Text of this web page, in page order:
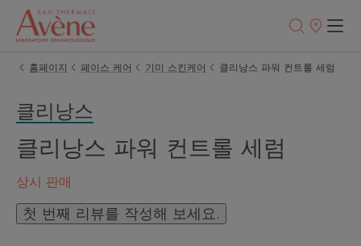
판
홈페이지
페이스 케어 기미 스킨케어 클리낭스 파워 컨트롤 세럼
클리낭스
클리낭스 파워 컨트롤 세럼
상시 판매
첫 번째 리뷰를 작성해 보세요.